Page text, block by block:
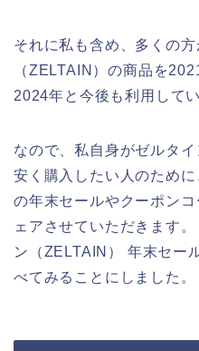
それに私も含め、多くの
（ZELTAIN）の商品を
2024年と今後も利用して
なので、私自身がゼルタ
安く購入したい人のため
の年末セールやクーポン
ェアさせていただきます
ン（ZELTAIN） 年末セー
べてみることにしました。